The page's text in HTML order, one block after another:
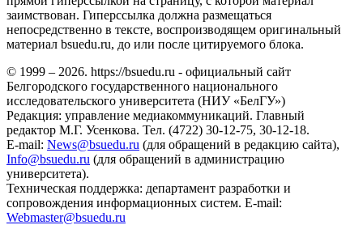
заимствован. Гиперссылка должна размещаться
непосредственно в тексте, воспроизводящем оригинальный
материал bsuedu.ru, до или после цитируемого блока.
© 1999 – 2026. https://bsuedu.ru - официальный сайт
Белгородского государственного национального
исследовательского университета (НИУ «БелГУ»)
Редакция: управление медиакоммуникаций. Главный
редактор М.Г. Усенкова. Тел. (4722) 30-12-75, 30-12-18.
E-mail: News@bsuedu.ru (для обращений в редакцию сайта),
Info@bsuedu.ru (для обращений в администрацию
университета).
Техническая поддержка: департамент разработки и
сопровождения информационных систем. E-mail:
Webmaster@bsuedu.ru